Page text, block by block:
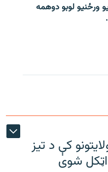
او ایرلنډ ترمنځ د ۵ یو ورځنیو لوبو دوهمه
د افغانستان په ۷ولایتونو کې د تیز
اټکل شوی